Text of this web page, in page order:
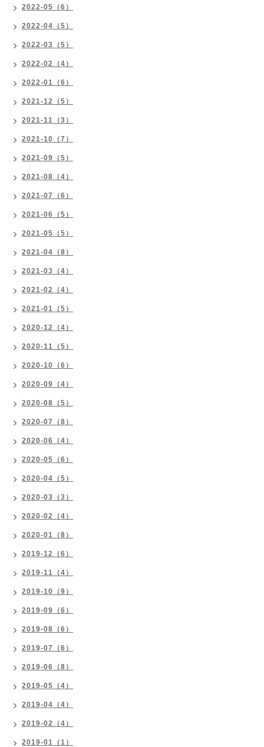
2022-05（6）
2022-04（5）
2022-03（5）
2022-02（4）
2022-01（6）
2021-12（5）
2021-11（3）
2021-10（7）
2021-09（5）
2021-08（4）
2021-07（6）
2021-06（5）
2021-05（5）
2021-04（8）
2021-03（4）
2021-02（4）
2021-01（5）
2020-12（4）
2020-11（5）
2020-10（6）
2020-09（4）
2020-08（5）
2020-07（8）
2020-06（4）
2020-05（6）
2020-04（5）
2020-03（3）
2020-02（4）
2020-01（8）
2019-12（6）
2019-11（4）
2019-10（9）
2019-09（6）
2019-08（6）
2019-07（6）
2019-06（8）
2019-05（4）
2019-04（4）
2019-02（4）
2019-01（1）